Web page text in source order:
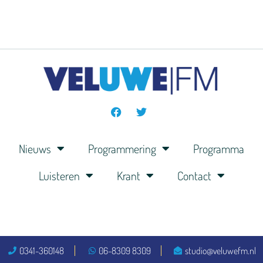
Nieuws Programmering
Programma
Luisteren
Krant Contact
0341-360148 06-8309 8309
studio@veluwefm.nl